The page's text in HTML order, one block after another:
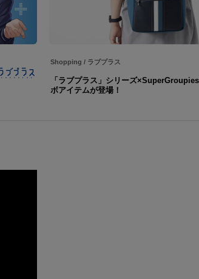
Shopping / ラブプラス
「ラブプラス」シリーズ
ボアイテムが登場！